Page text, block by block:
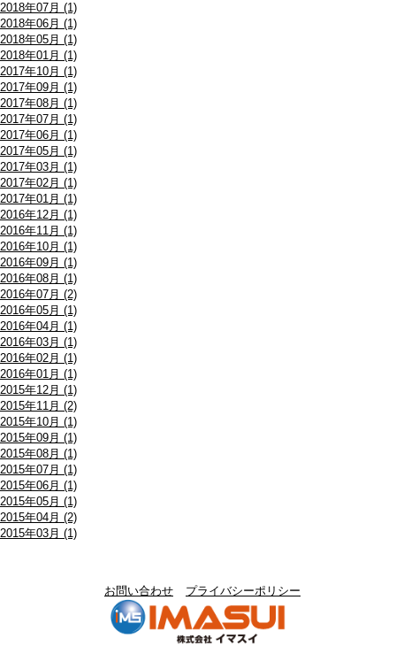
2018年07月 (1)
2018年06月 (1)
2018年05月 (1)
2018年01月 (1)
2017年10月 (1)
2017年09月 (1)
2017年08月 (1)
2017年07月 (1)
2017年06月 (1)
2017年05月 (1)
2017年03月 (1)
2017年02月 (1)
2017年01月 (1)
2016年12月 (1)
2016年11月 (1)
2016年10月 (1)
2016年09月 (1)
2016年08月 (1)
2016年07月 (2)
2016年05月 (1)
2016年04月 (1)
2016年03月 (1)
2016年02月 (1)
2016年01月 (1)
2015年12月 (1)
2015年11月 (2)
2015年10月 (1)
2015年09月 (1)
2015年08月 (1)
2015年07月 (1)
2015年06月 (1)
2015年05月 (1)
2015年04月 (2)
2015年03月 (1)
お問い合わせ プライバシーポリシー